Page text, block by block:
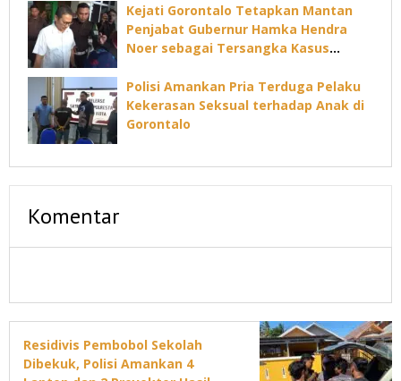
Kejati Gorontalo Tetapkan Mantan
Penjabat Gubernur Hamka Hendra
Noer sebagai Tersangka Kasus
Polisi Amankan Pria Terduga Pelaku
Kekerasan Seksual terhadap Anak di
Gorontalo
Komentar
Residivis Pembobol Sekolah
Dibekuk, Polisi Amankan 4